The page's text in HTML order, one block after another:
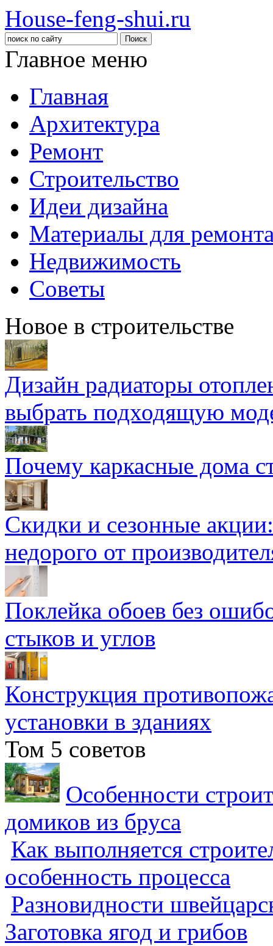
House-feng-shui.ru
Главное меню
Главная
Архитектура
Ремонт
Строительство
Идеи дизайна
Материалы для
Недвижимость
Советы
Новое в строительстве
Дизайн радиаторы
выбрать подходящую
Почему каркасные дома
Скидки и сезонные
недорого от
Поклейка обоев без
стыков и углов
Конструкция
установки в зданиях
Том 5 советов
Особенности
домиков из бруса
Как выполняется
особенность процесса
Разновидности
Заготовка ягод и грибов